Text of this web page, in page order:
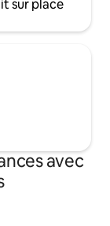
sur place
avec